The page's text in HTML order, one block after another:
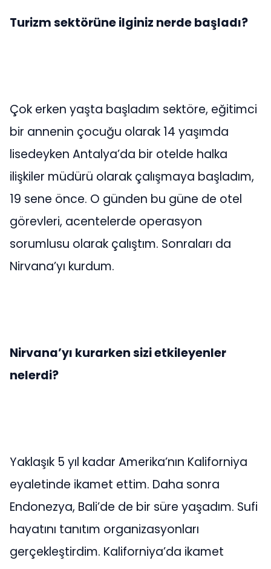
Turizm sektörüne ilginiz nerde başladı?
Çok erken yaşta başladım sektöre, eğitimci
bir annenin çocuğu olarak 14 yaşımda
lisedeyken Antalya’da bir otelde halka
ilişkiler müdürü olarak çalışmaya başladım,
19 sene önce. O günden bu güne de otel
görevleri, acentelerde operasyon
sorumlusu olarak çalıştım. Sonraları da
Nirvana’yı kurdum.
Nirvana’yı kurarken sizi etkileyenler
nelerdi?
Yaklaşık 5 yıl kadar Amerika’nın Kaliforniya
eyaletinde ikamet ettim. Daha sonra
Endonezya, Bali’de de bir süre yaşadım. Sufi
hayatını tanıtım organizasyonları
gerçekleştirdim. Kaliforniya’da ikamet